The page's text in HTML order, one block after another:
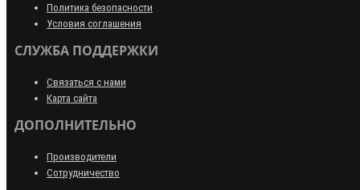
Политика безопасности
Условия соглашения
СЛУЖБА ПОДДЕРЖКИ
Связаться с нами
Карта сайта
ДОПОЛНИТЕЛЬНО
Производители
Сотрудничество